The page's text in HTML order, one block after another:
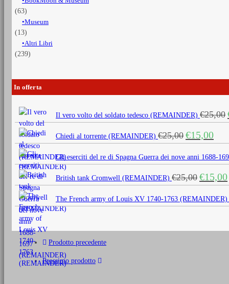
(63)
Museum
(13)
Altri Libri
(239)
In offerta
Il vero volto del soldato tedesco (REMAINDER) €25,00
Chiedi al torrente (REMAINDER) €25,00 Il
prezzo
originale
era:
€25,00.
€15,00
è:
Gli eserciti del re di Spagna Guerra dei nove anni 1688-
British tank Cromwell (REMAINDER) €25,00 Il
prezzo
originale
era:
€15,00
The French army of Louis XV 1740-1763 (REMAINDER)
Prodotto precedente
Prossimo prodotto